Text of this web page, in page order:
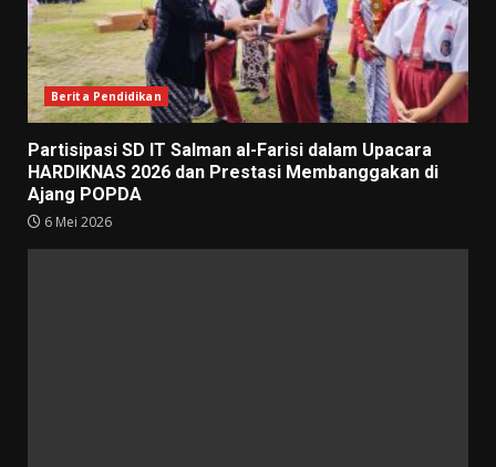
Berita Pendidikan
Partisipasi SD IT Salman al-Farisi dalam Upacara
HARDIKNAS 2026 dan Prestasi Membanggakan di
Ajang POPDA
6 Mei 2026